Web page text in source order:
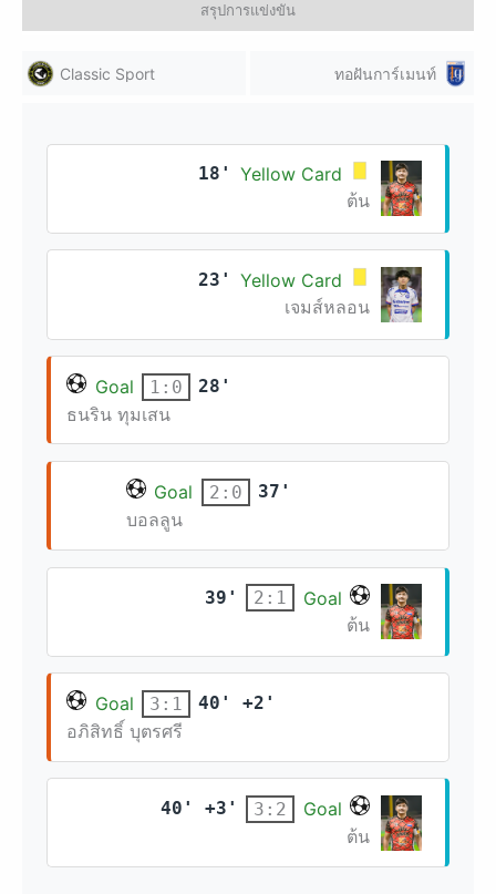
สรุปการแข่งขัน
Classic Sport ทอฝันการ์เมนท์
18'
Yellow Card
ต้น
23'
Yellow Card
เจมส์หลอน
Goal 1:0 28'
ธนริน ทุมเสน
Goal 2:0 37'
บอลลูน
39' 2:1
Goal
ต้น
Goal 3:1 40' +2'
อภิสิทธิ์ บุตรศรี
40' +3' 3:2
Goal
ต้น